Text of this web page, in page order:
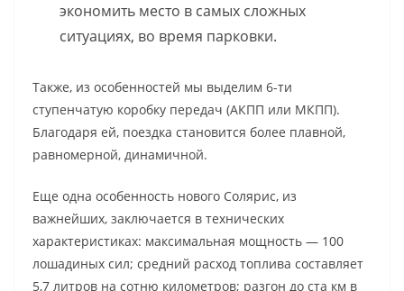
экономить место в самых сложных
ситуациях, во время парковки.
Также, из особенностей мы выделим 6-ти
ступенчатую коробку передач (АКПП или МКПП).
Благодаря ей, поездка становится более плавной,
равномерной, динамичной.
Еще одна особенность нового Солярис, из
важнейших, заключается в технических
характеристиках: максимальная мощность — 100
лошадиных сил; средний расход топлива составляет
5,7 литров на сотню километров; разгон до ста км в